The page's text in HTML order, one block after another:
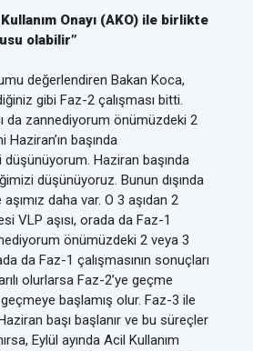
Onayı (AKO) ile birlikte
olabilir”
değerlendiren Bakan Koca,
gibi Faz-2 çalışması bitti.
da zannediyorum önümüzdeki 2
başında
Haziran başında
düşünüyoruz. Bunun dışında
daha var. O 3 aşıdan 2
VLP aşısı, orada da Faz-1
önümüzdeki 2 veya 3
da Faz-1 çalışmasının sonuçları
olurlarsa Faz-2’ye geçme
başlamış olur. Faz-3 ile
başı başlanır ve bu süreçler
Eylül ayında Acil Kullanım